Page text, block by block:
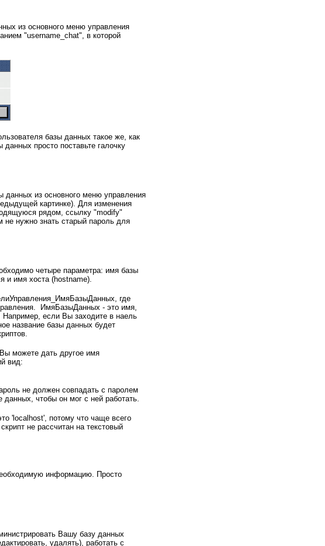
из основного меню управления
"username_chat", в которой
базы данных такое же, как
просто поставьте галочку
данных из основного меню управления
картинке). Для изменения
рядом, ссылку "modify"
не нужно знать старый пароль для
четыре параметра: имя базы
и имя хоста (hostname).
где
ИмяБазыДанных - это имя,
если Вы заходите в наель
название базы данных будет
можете дать другое имя
вид:
не должен совпадать с паролем
данных, чтобы он мог с ней работать.
'localhost', потому что чаще всего
не рассчитан на текстовый
информацию. Просто
Вашу базу данных
удалять), работать с